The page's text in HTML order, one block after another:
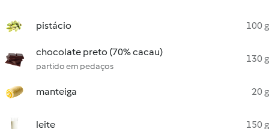
pistácio 100 g
chocolate preto (70% cacau)
partido em pedaços
130 g
manteiga 20 g
leite 150 g